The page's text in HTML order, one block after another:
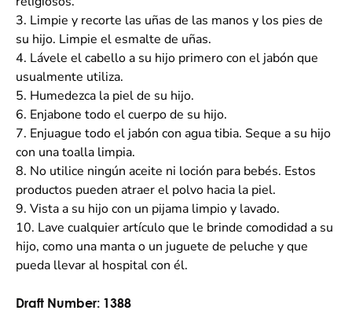
3. Limpie y recorte las uñas de las manos y los pies de
su hijo. Limpie el esmalte de uñas.
4. Lávele el cabello a su hijo primero con el jabón que
usualmente utiliza.
5. Humedezca la piel de su hijo.
6. Enjabone todo el cuerpo de su hijo.
7. Enjuague todo el jabón con agua tibia. Seque a su hijo
con una toalla limpia.
8. No utilice ningún aceite ni loción para bebés. Estos
productos pueden atraer el polvo hacia la piel.
9. Vista a su hijo con un pijama limpio y lavado.
10. Lave cualquier artículo que le brinde comodidad a su
hijo, como una manta o un juguete de peluche y que
pueda llevar al hospital con él.
Draft Number: 1388